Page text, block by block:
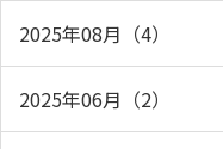
2025年08月（4）
2025年06月（2）